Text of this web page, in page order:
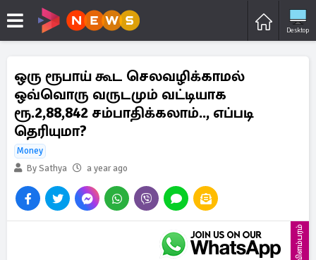
Desktop
ஒரு ரூபாய் கூட செலவழிக்காமல்
ஒவ்வொரு வருடமும் வட்டியாக
ரூ.2,88,842 சம்பாதிக்கலாம்.., எப்படி
தெரியுமா?
Money
By Sathya
a year ago
விளம்பரம்